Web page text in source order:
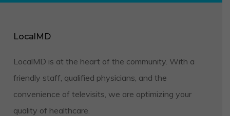
LocalMD
LocalMD is at the heart of the community. With a
friendly staff, qualified physicians, and the
convenience of televisits, we are optimizing your
quality of healthcare.